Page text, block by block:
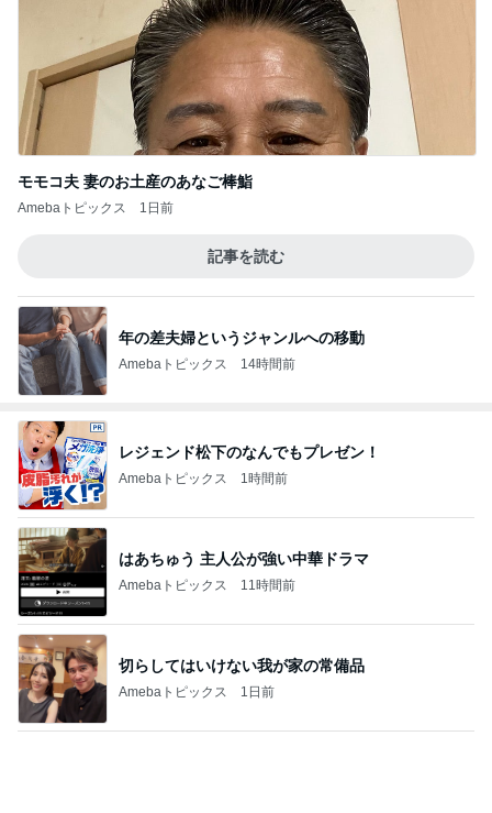
モモコ夫 妻のお土産のあなご棒鮨
Amebaトピックス 1日前
記事を読む
年の差夫婦というジャンルへの移動
Amebaトピックス 14時間前
レジェンド松下のなんでもプレゼン！
Amebaトピックス 1時間前
はあちゅう 主人公が強い中華ドラマ
Amebaトピックス 11時間前
切らしてはいけない我が家の常備品
Amebaトピックス 1日前